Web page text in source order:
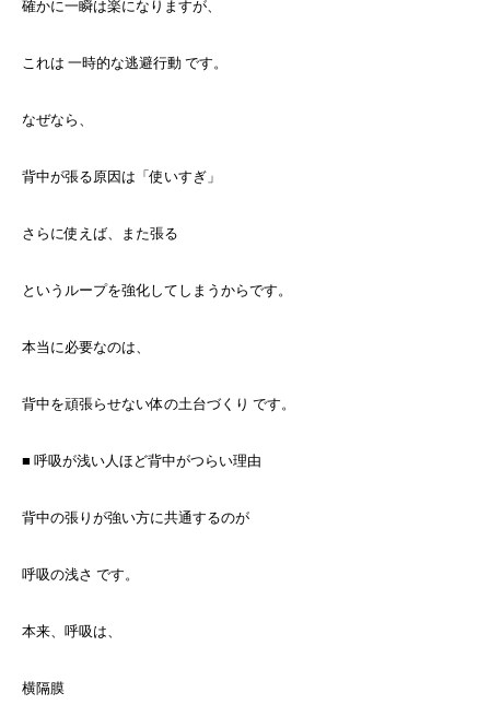
確かに一瞬は楽になりますが、
これは 一時的な逃避行動 です。
なぜなら、
背中が張る原因は「使いすぎ」
さらに使えば、また張る
というループを強化してしまうからです。
本当に必要なのは、
背中を頑張らせない体の土台づくり です。
■ 呼吸が浅い人ほど背中がつらい理由
背中の張りが強い方に共通するのが
呼吸の浅さ です。
本来、呼吸は、
横隔膜